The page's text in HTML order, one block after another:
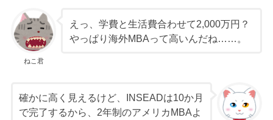
ねこ君
えっ、学費と生活費合わせて2,000万円？
やっぱり海外MBAって高いんだね……。
確かに高く見えるけど、INSEADは10か月
で完了するから、2年制のアメリカMBAよ